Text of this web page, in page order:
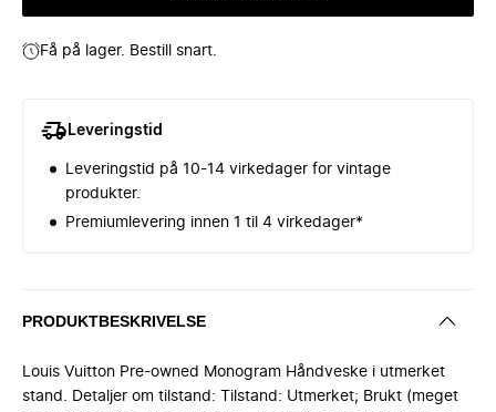
Få på lager. Bestill snart.
Leveringstid
Leveringstid på 10-14 virkedager for vintage
produkter.
Premiumlevering innen 1 til 4 virkedager*
PRODUKTBESKRIVELSE
Louis Vuitton Pre-owned Monogram Håndveske i utmerket
stand. Detaljer om tilstand: Tilstand: Utmerket; Brukt (meget